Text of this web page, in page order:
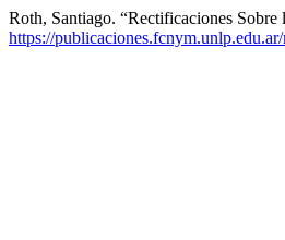
Roth, Santiago. “Rectificaciones
https://